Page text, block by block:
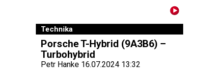
Technika
Porsche T-Hybrid (9A3B6) –
Turbohybrid
Petr Hanke 16.07.2024 13:32